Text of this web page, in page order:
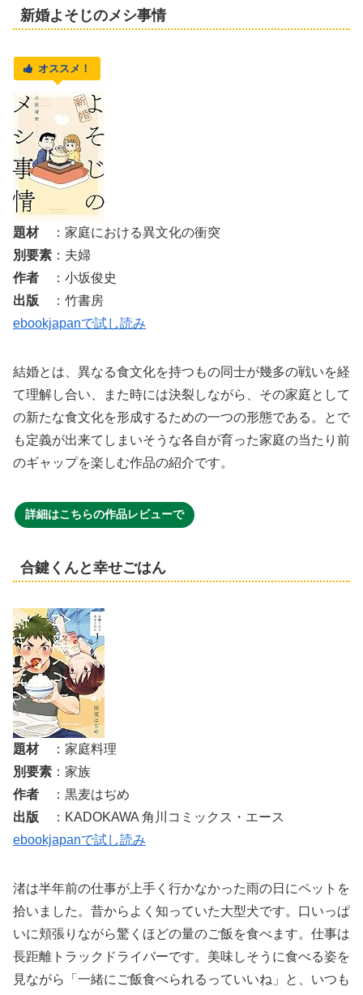
新婚よそじのメシ事情
オススメ！
題材
：家庭における異文化の衝突
別要素 ：夫婦
作者
：小坂俊史
出版
：竹書房
ebookjapanで試し読み
結婚とは、異なる食文化を持つもの同士が幾多の戦いを経
て理解し合い、また時には決裂しながら、その家庭として
の新たな食文化を形成するための一つの形態である。とで
も定義が出来てしまいそうな各自が育った家庭の当たり前
のギャップを楽しむ作品の紹介です。
詳細はこちらの作品レビューで
合鍵くんと幸せごはん
題材
：家庭料理
別要素 ：家族
作者
：黒麦はぢめ
出版
：KADOKAWA 角川コミックス・エース
ebookjapanで試し読み
渚は半年前の仕事が上手く行かなかった雨の日にペットを
拾いました。昔からよく知っていた大型犬です。口いっぱ
いに頬張りながら驚くほどの量のご飯を食べます。仕事は
長距離トラックドライバーです。美味しそうに食べる姿を
見ながら「一緒にご飯食べられるっていいね」と、いつも